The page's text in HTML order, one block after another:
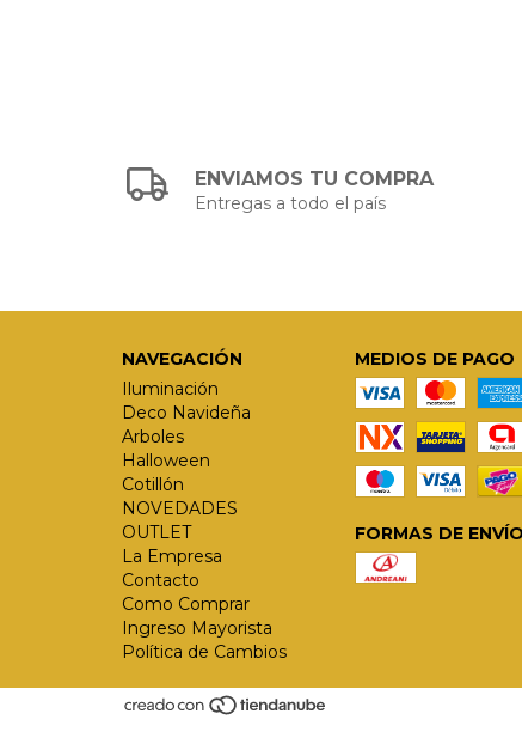
ENVIAMOS TU COMPRA
Entregas a todo el país
NAVEGACIÓN
Iluminación
Deco Navideña
Arboles
Halloween
Cotillón
NOVEDADES
OUTLET
La Empresa
Contacto
Como Comprar
Ingreso Mayorista
Política de Cambios
MEDIOS DE PAGO
FORMAS DE ENVÍO